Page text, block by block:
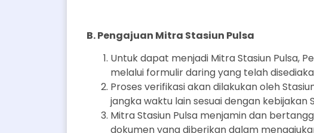
B. Pengajuan Mitra Stasiun Pulsa
Untuk dapat menjadi Mitra Stasiun Pulsa,
melalui formulir daring yang telah
Proses verifikasi akan dilakukan oleh
jangka waktu lain sesuai dengan kebijakan
Mitra Stasiun Pulsa menjamin dan
dokumen yang diberikan dalam